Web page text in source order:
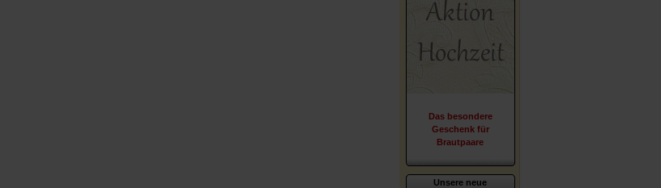
Das besondere
Geschenk für
Brautpaare
Unsere neue